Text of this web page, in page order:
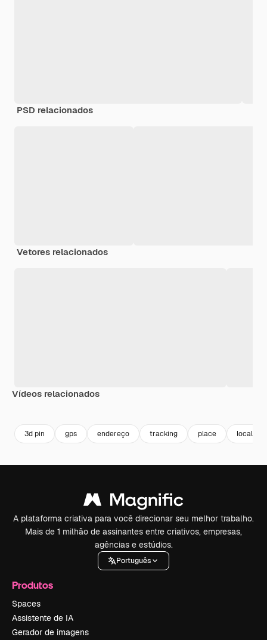
PSD relacionados
Vetores relacionados
Vídeos relacionados
3d pin gps endereço tracking place
A plataforma criativa para você direcionar seu melhor trabalho.
Mais de 1 milhão de assinantes entre criativos, empresas,
agências e estúdios.
Português
Produtos
Spaces
Assistente de IA
Gerador de imagens